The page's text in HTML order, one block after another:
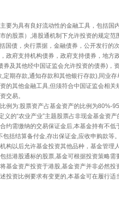
要为具有良好流动性的金融工具，包括
的股票）,港股通机制下允许投资的规定
国债，央行票据，金融债券，公开发行
政府支持机构债券，政府支持债券，地
券及其他经中国证监会允许投资的债券)，
定期存款,通知存款和其他银行存款),同业
的其他金融工具,但须符合中国证监会相关
交易。
例为:股票资产占基金资产的比例为80%-
义的“农业产业”主题股票占非现金基金资
约需缴纳的交易保证金后,本基金持有不
包括结算备付金,存出保证金,应收申购款等
构以后允许基金投资其他品种，基金管理
括港股通标的股票,基金可根据投资策略
基金资产投资于港股,基金资产并非必然投
投资比例要求有变更的,本基金可在履行